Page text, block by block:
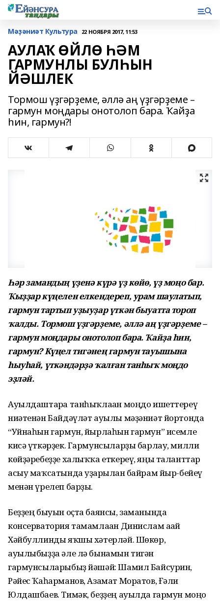
Мәҙәниәт Культура 22 НОЯБРЯ 2017, 11:53
АУЛАҠ ӨЙЛӨ ҺӘМ
ГАРМУНЛЫ БУЛҺЫН
ЙӘШЛЕК
Тормош үҙгәрҙеме, әллә аң үҙгәрҙеме –
гармун моңдары онотолоп бара. Ҡайҙа
һин, гармун?!
Һәр замандың үҙенә күрә үҙ көйө, үҙ моңо бар.
Ҡыҙҙар күңелен елкендереп, урам шаулатып,
гармун тартып уҙыуҙар үткән быуатта тороп
ҡалды. Тормош үҙгәрҙеме, әллә аң үҙгәрҙеме –
гармун моңдары онотолоп бара. Ҡайҙа һин,
гармун? Күңел тигәнең гармун тауышына
һыуһай, үткәндәрҙә ҡалған танһыҡ моңдо
эҙләй.
Ауылдаштарға танһыҡлаған моңдо ишеттереү
ниәтенән Байдәүләт ауылы мәҙәниәт йортонда
“Уйнаһын гармун, йырлаһын гармун” исемле
кисә үткәрҙек. Гармунсыларҙы барлау, милли
көйҙәребеҙҙе халыҡҡа еткереү, яңы таланттар
асыу маҡсатында уҙғарылған байрам йыр-бейеү
менән үрелеп барҙы.
Беҙҙең быуын оҫта баянсы, заманында
консерватория тамамлаған Динислам ағай
Хәйбуллинды яҡшы хәтерләй. Шөкөр,
ауылыбыҙҙа әле лә бынамын тигән
гармунсыларыбыҙ йәшәй: Шамил Байсурин,
Рәйес Ҡаһарманов, Азамат Моратов, Ғәли
Юлдашбаев. Тимәк, беҙҙең ауылда гармун моңо